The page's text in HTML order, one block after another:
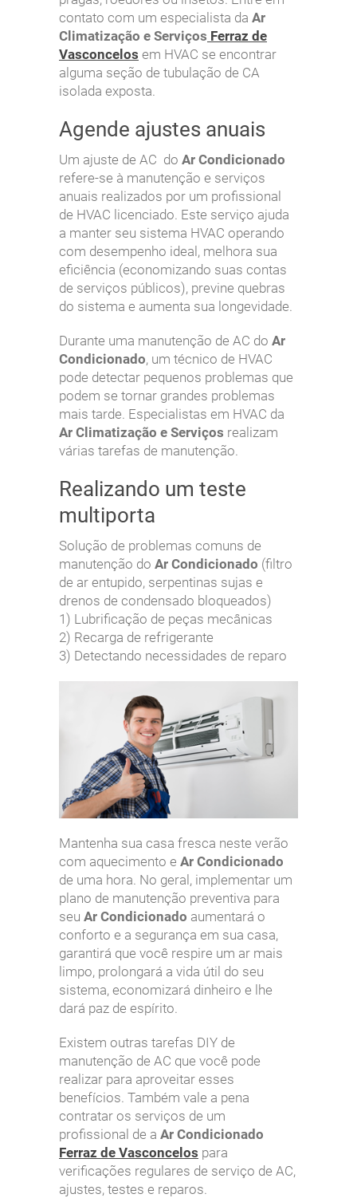
contato com um especialista da Ar
Climatização e Serviços Ferraz de
Vasconcelos em HVAC se encontrar
alguma seção de tubulação de CA
isolada exposta.
Agende ajustes anuais
Um ajuste de AC do Ar Condicionado
refere-se à manutenção e serviços
anuais realizados por um profissional
de HVAC licenciado. Este serviço ajuda
a manter seu sistema HVAC operando
com desempenho ideal, melhora sua
eficiência (economizando suas contas
de serviços públicos), previne quebras
do sistema e aumenta sua longevidade.
Durante uma manutenção de AC do Ar
Condicionado, um técnico de HVAC
pode detectar pequenos problemas que
podem se tornar grandes problemas
mais tarde. Especialistas em HVAC da
Ar Climatização e Serviços realizam
várias tarefas de manutenção.
Realizando um teste
multiporta
Solução de problemas comuns de
manutenção do Ar Condicionado (filtro
de ar entupido, serpentinas sujas e
drenos de condensado bloqueados)
1) Lubrificação de peças mecânicas
2) Recarga de refrigerante
3) Detectando necessidades de reparo
Mantenha sua casa fresca neste verão
com aquecimento e Ar Condicionado
de uma hora. No geral, implementar um
plano de manutenção preventiva para
seu Ar Condicionado aumentará o
conforto e a segurança em sua casa,
garantirá que você respire um ar mais
limpo, prolongará a vida útil do seu
sistema, economizará dinheiro e lhe
dará paz de espírito.
Existem outras tarefas DIY de
manutenção de AC que você pode
realizar para aproveitar esses
benefícios. Também vale a pena
contratar os serviços de um
profissional de a Ar Condicionado
Ferraz de Vasconcelos para
verificações regulares de serviço de AC,
ajustes, testes e reparos.